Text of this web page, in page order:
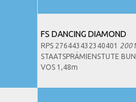
FS DANCING DIAMOND
RPS 276443432340401 2001
STAATSPRÄMIENSTUTE
VOS 1,48m